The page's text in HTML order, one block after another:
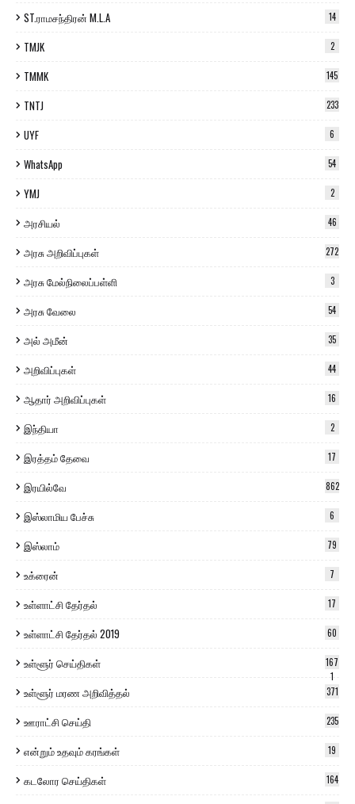
ST.ராமசந்திரன் M.L.A 14
TMJK 2
TMMK 145
TNTJ 233
UYF 6
WhatsApp 54
YMJ 2
அரசியல் 46
அரசு அறிவிப்புகள் 272
அரசு மேல்நிலைப்பள்ளி 3
அரசு வேலை 54
அல் அமீன் 35
அறிவிப்புகள் 44
ஆதார் அறிவிப்புகள் 16
இந்தியா 2
இரத்தம் தேவை 17
இரயில்வே 862
இஸ்லாமிய பேச்சு 6
இஸ்லாம் 79
உக்ரைன் 7
உள்ளாட்சி தேர்தல் 17
உள்ளாட்சி தேர்தல் 2019 60
உள்ளூர் செய்திகள்
167
1
உள்ளூர் மரண அறிவித்தல் 371
ஊராட்சி செய்தி 235
என்றும் உதவும் கரங்கள் 19
கடலோர செய்திகள் 164